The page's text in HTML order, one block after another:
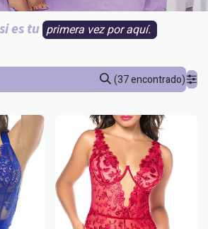
es tu primera vez por aquí.
(37 encontrado)